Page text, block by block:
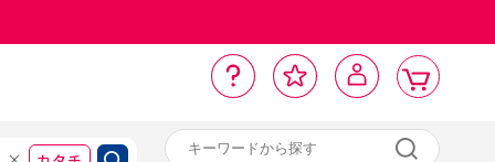
サ
ポ
ト
ー お
気
に
入
り
ロ
グ
イ
ン ト
ー